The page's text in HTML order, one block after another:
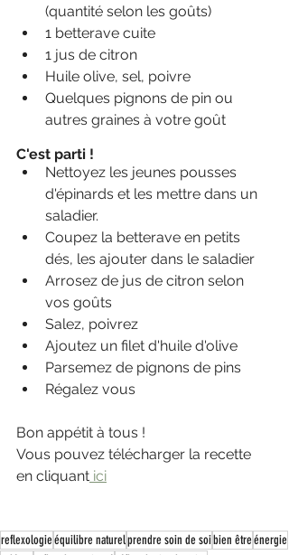
(quantité selon les goûts)
1 betterave cuite
1 jus de citron
Huile olive, sel, poivre
Quelques pignons de pin ou
autres graines à votre goût
C'est parti !
Nettoyez les jeunes pousses
d'épinards et les mettre dans un
saladier.
Coupez la betterave en petits
dés, les ajouter dans le saladier
Arrosez de jus de citron selon
vos goûts
Salez, poivrez
Ajoutez un filet d'huile d'olive
Parsemez de pignons de pins
Régalez vous
Bon appétit à tous !
Vous pouvez télécharger la recette
en cliquant ici
reflexologieéquilibre naturelprendre soin de soibien êtreénergie